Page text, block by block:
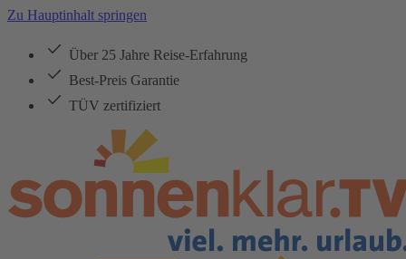
Zu Hauptinhalt springen
Über 25 Jahre Reise-Erfahrung
Best-Preis Garantie
TÜV zertifiziert